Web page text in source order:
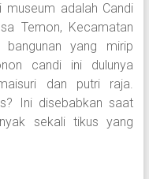
adalah Candi
Temon, Kecamatan
yang mirip
candi ini dulunya
dan putri raja.
Ini disebabkan saat
sekali tikus yang